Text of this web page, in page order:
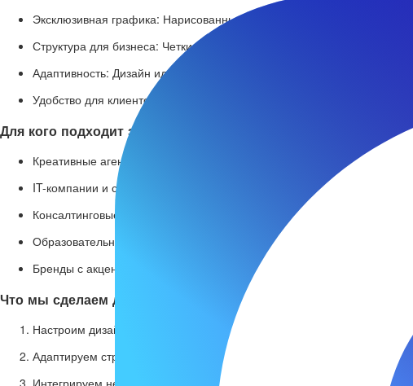
Эксклюзивная графика: Нарисованные иллюстрации и элементы
Структура для бизнеса: Четкие блоки для презентации услуг, команды,
Адаптивность: Дизайн идеально отображается на всех устройствах —
Удобство для клиентов: Продуманная навигация и призывы к
Для кого подходит этот шаблон?
Креативные агентства и студии
IT-компании и стартапы
Консалтинговые и юридические фирмы
Образовательные и учебные центры
Бренды с акцентом на уникальность
Что мы сделаем для вашего проекта?
Настроим дизайн под вашу корпоративную айдентику (цвета,
Адаптируем структуру под ваши услуги и продукты.
Интегрируем необходимые инструменты: формы заявок, онлайн-